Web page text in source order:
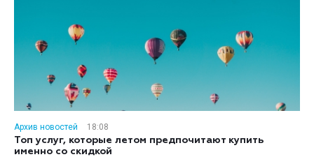
Архив новостей
18:08
Топ услуг, которые летом предпочитают купить
именно со скидкой